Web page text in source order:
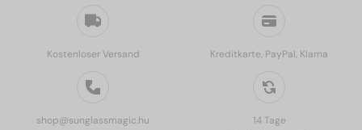
Kostenloser Versand Kreditkarte, PayPal, Klarna
shop@sunglassmagic.hu
14 Tage